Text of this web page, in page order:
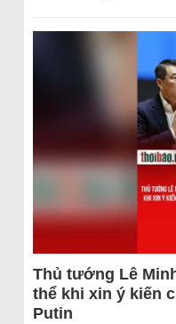
Thủ tướng Lê
thể khi xin ý kiến
Putin